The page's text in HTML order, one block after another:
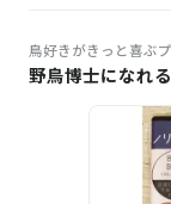
鳥好きがきっと喜ぶ
野鳥博士になれ